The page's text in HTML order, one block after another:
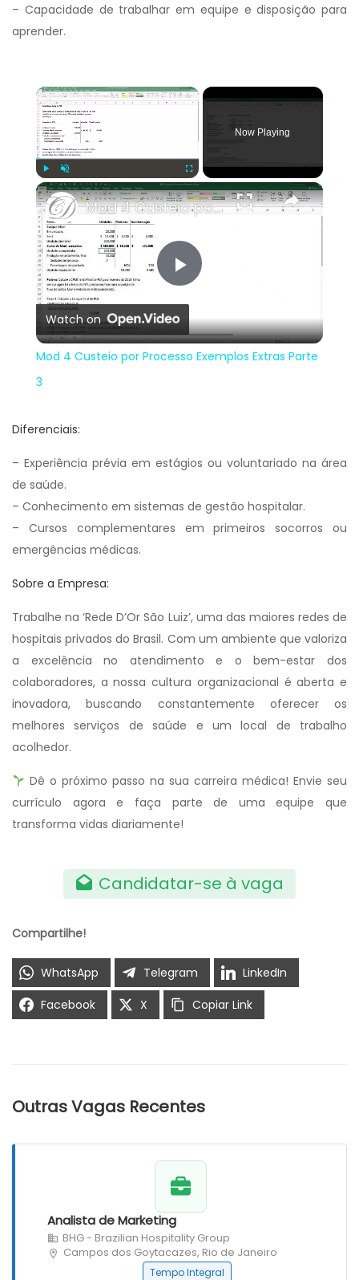
– Capacidade de trabalhar em equipe e disposição para
aprender.
×
Play Unmute Fullscreen
Now Playing
×
Play
Video
Mod 4 Custeio por Processo Exemplos Extras Parte 3
Watch on
Mod 4 Custeio por Processo Exemplos Extras Parte
3
Diferenciais:
– Experiência prévia em estágios ou voluntariado na área
de saúde.
– Conhecimento em sistemas de gestão hospitalar.
– Cursos complementares em primeiros socorros ou
emergências médicas.
Sobre a Empresa:
Trabalhe na ‘Rede D’Or São Luiz’, uma das maiores redes de
hospitais privados do Brasil. Com um ambiente que valoriza
a excelência no atendimento e o bem-estar dos
colaboradores, a nossa cultura organizacional é aberta e
inovadora, buscando constantemente oferecer os
melhores serviços de saúde e um local de trabalho
acolhedor.
Dê o próximo passo na sua carreira médica! Envie seu
currículo agora e faça parte de uma equipe que
transforma vidas diariamente!
Candidatar-se à vaga
Compartilhe!
WhatsApp Telegram
LinkedIn
Facebook
X Copiar Link
Outras Vagas Recentes
Analista de Marketing
BHG - Brazilian Hospitality Group
Campos dos Goytacazes, Rio de Janeiro
Tempo Integral